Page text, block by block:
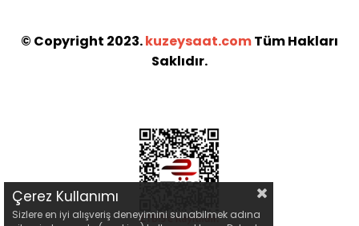
© Copyright 2023.kuzeysaat.comTüm Hakları
Saklıdır.
Çerez Kullanımı
Sizlere en iyi alışveriş deneyimini sunabilmek adına